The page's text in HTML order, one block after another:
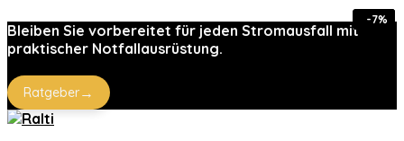
Bleiben Sie vorbereitet für jeden Stromausfall mit
praktischer Notfallausrüstung.
Ratgeber→
-4%
-18%
-52%
-23%
-7%